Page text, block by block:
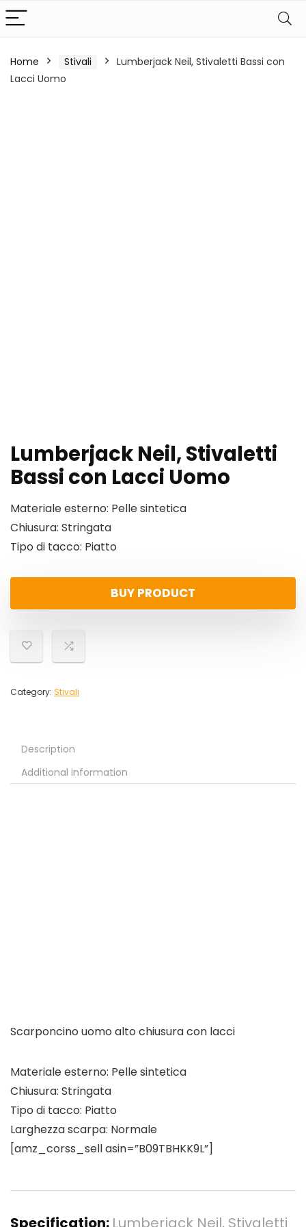
Home Stivali
Lumberjack Neil, Stivaletti Bassi con
Lacci Uomo
Lumberjack Neil, Stivaletti
Bassi con Lacci Uomo
Materiale esterno: Pelle sintetica
Chiusura: Stringata
Tipo di tacco: Piatto
BUY PRODUCT
Category: Stivali
Description
Additional information
Scarponcino uomo alto chiusura con lacci
Materiale esterno: Pelle sintetica
Chiusura: Stringata
Tipo di tacco: Piatto
Larghezza scarpa: Normale
[amz_corss_sell asin=”B09TBHKK9L”]
Specification: Lumberjack Neil, Stivaletti